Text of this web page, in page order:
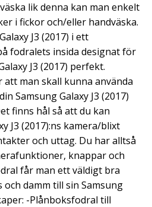
lik denna kan man enkelt
i fickor och/eller handväska.
J3 (2017) i ett
fodralets insida designat för
J3 (2017) perfekt.
man skall kunna använda
Samsung Galaxy J3 (2017)
finns hål så att du kan
J3 (2017):ns kamera/blixt
och uttag. Du har alltså
knappar och
får man ett väldigt bra
damm till sin Samsung
-Plånboksfodral till